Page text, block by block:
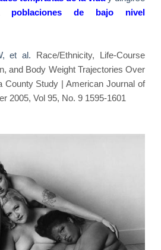
poblaciones de bajo nivel
et al.
Race/Ethnicity, Life-Course
and Body Weight Trajectories Over
County Study | American Journal of
2005, Vol 95, No. 9 1595-1601